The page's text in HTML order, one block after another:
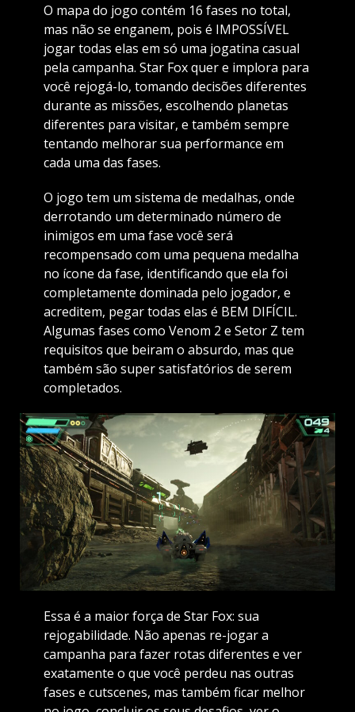
O mapa do jogo contém 16 fases no total,
mas não se enganem, pois é IMPOSSÍVEL
jogar todas elas em só uma jogatina casual
pela campanha. Star Fox quer e implora para
você rejogá-lo, tomando decisões diferentes
durante as missões, escolhendo planetas
diferentes para visitar, e também sempre
tentando melhorar sua performance em
cada uma das fases.
O jogo tem um sistema de medalhas, onde
derrotando um determinado número de
inimigos em uma fase você será
recompensado com uma pequena medalha
no ícone da fase, identificando que ela foi
completamente dominada pelo jogador, e
acreditem, pegar todas elas é BEM DIFÍCIL.
Algumas fases como Venom 2 e Setor Z tem
requisitos que beiram o absurdo, mas que
também são super satisfatórios de serem
completados.
Essa é a maior força de Star Fox: sua
rejogabilidade. Não apenas re-jogar a
campanha para fazer rotas diferentes e ver
exatamente o que você perdeu nas outras
fases e cutscenes, mas também ficar melhor